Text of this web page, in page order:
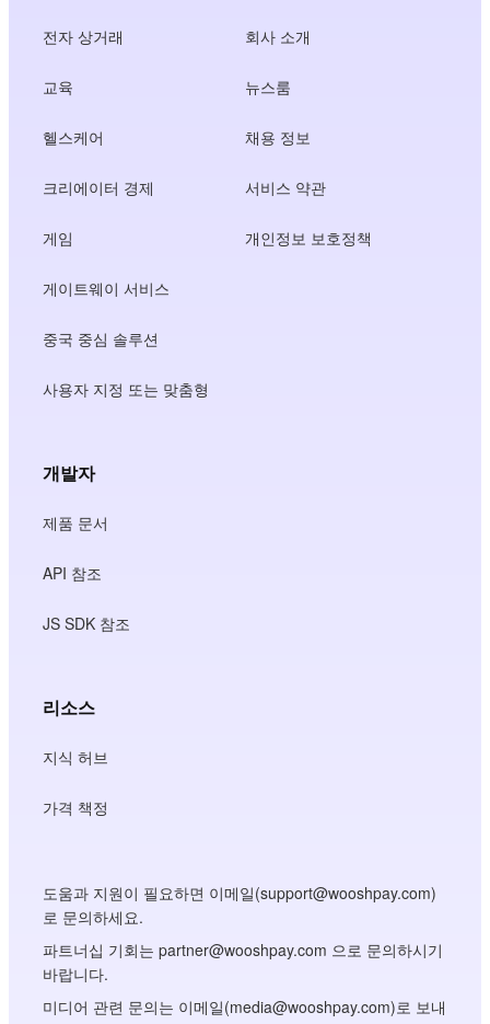
전자 상거래
교육
헬스케어
크리에이터 경제
게임
게이트웨이 서비스
중국 중심 솔루션
사용자 지정 또는 맞춤형
회사 소개
뉴스룸
채용 정보
서비스 약관
개인정보 보호정책
개발자
제품 문서
API 참조
JS SDK 참조
리소스
지식 허브
가격 책정
도움과 지원이 필요하면 이메일(support@wooshpay.com)
로 문의하세요.
파트너십 기회는 partner@wooshpay.com 으로 문의하시기
바랍니다.
미디어 관련 문의는 이메일(media@wooshpay.com)로 보내